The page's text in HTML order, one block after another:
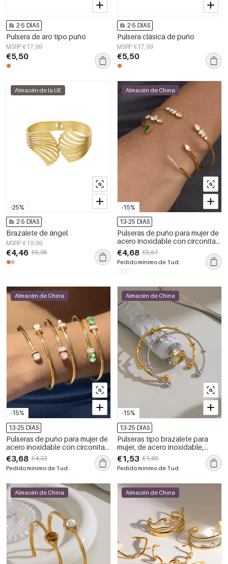
2-5 DÍAS
Pulsera de aro tipo puño
MSRP €17,99
€5,50
2-5 DÍAS
Pulsera clásica de puño
MSRP €17,99
€5,50
-25%
Almacén de la UE
2-5 DÍAS
Brazalete de ángel
MSRP €19,99
€4,46 €5,95
-15%
Almacén de China
13-25 DÍAS
Pulseras de puño para mujer de
acero inoxidable con circonitas,
resistentes al agua y con forma
geométrica, color dorado.
€4,68 €5,51
Pedido mínimo de 1 ud.
-15%
Almacén de China
13-25 DÍAS
Pulseras de puño para mujer de
acero inoxidable con circonitas,
resistentes al agua y con forma
geométrica sencilla, color
dorado.
€3,68 €4,33
Pedido mínimo de 1 ud.
-15%
Almacén de China
13-25 DÍAS
Pulseras tipo brazalete para
mujer, de acero inoxidable,
impermeables y de color
dorado.
€1,53 €1,80
Pedido mínimo de 1 ud.
Almacén de China Almacén de China